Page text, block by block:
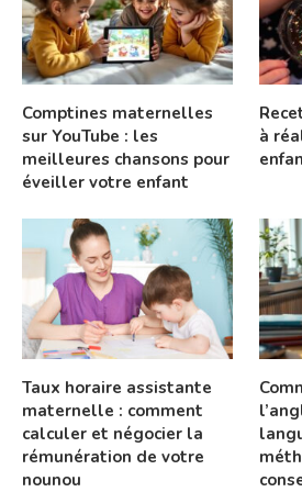
Comptines maternelles
sur YouTube : les
meilleures chansons pour
éveiller votre enfant
à
Taux horaire assistante
maternelle : comment
calculer et négocier la
rémunération de votre
nounou